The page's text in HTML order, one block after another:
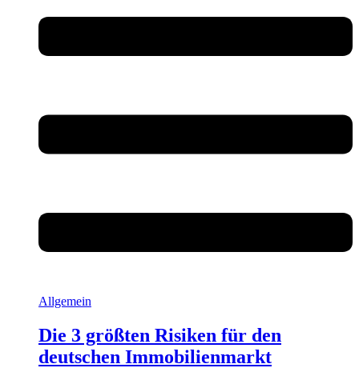
Allgemein
Die 3 größten Risiken für den
deutschen Immobilienmarkt